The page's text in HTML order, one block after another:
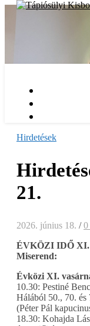
Hirdetések
21.
2026. június 18. / 0
ÉVKÖZI IDŐ
Miserend:
Évközi XI.
10.30: Pestiné
Hálából 50., 70. és
(Péter Pál
18.30: Kohajda